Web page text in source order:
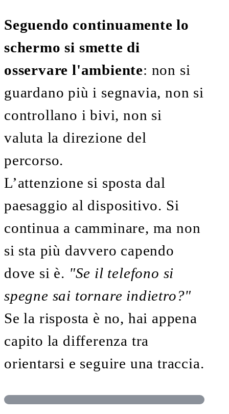
Seguendo continuamente lo
schermo si smette di
osservare l'ambiente: non si
guardano più i segnavia, non si
controllano i bivi, non si
valuta la direzione del
percorso.
L’attenzione si sposta dal
paesaggio al dispositivo. Si
continua a camminare, ma non
si sta più davvero capendo
dove si è. "Se il telefono si
spegne sai tornare indietro?"
Se la risposta è no, hai appena
capito la differenza tra
orientarsi e seguire una traccia.